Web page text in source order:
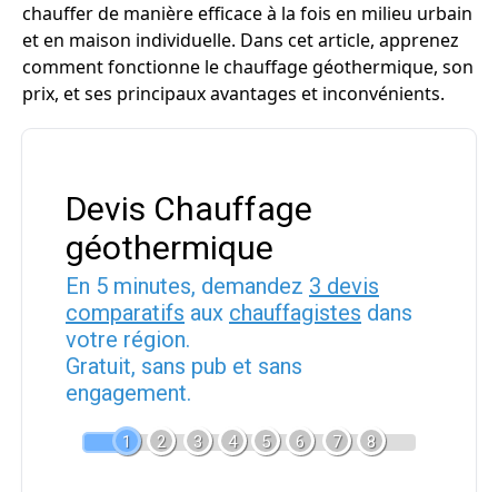
chauffer de manière efficace à la fois en milieu urbain
et en maison individuelle. Dans cet article, apprenez
comment fonctionne le chauffage géothermique, son
prix, et ses principaux avantages et inconvénients.
Devis Chauffage
géothermique
En 5 minutes, demandez 3 devis
comparatifs aux chauffagistes dans
votre région.
Gratuit, sans pub et sans
engagement.
1 2 3 4 5 6 7 8